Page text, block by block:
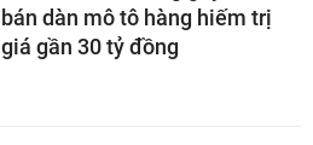
bán dàn mô tô hàng hiếm trị
giá gần 30 tỷ đồng